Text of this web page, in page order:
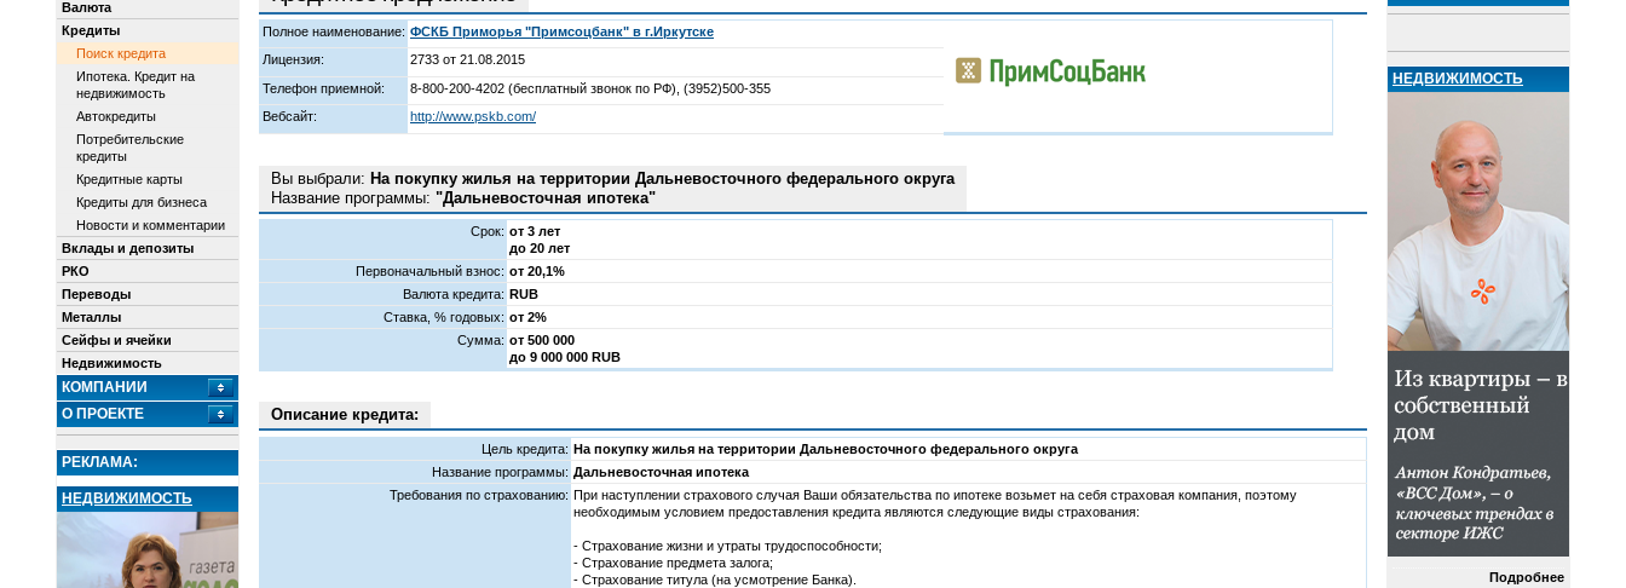
Валюта
Кредиты
Поиск кредита
Ипотека. Кредит на
недвижимость
Автокредиты
Потребительские
кредиты
Кредитные карты
Кредиты для бизнеса
Новости и комментарии
Вклады и депозиты
РКО
Переводы
Металлы
Сейфы и ячейки
Недвижимость
КОМПАНИИ
О ПРОЕКТЕ
РЕКЛАМА:
НЕДВИЖИМОСТЬ
Полное наименование: ФСКБ Приморья "Примсоцбанк" в г.Иркутске
Лицензия:
2733 от 21.08.2015
Телефон приемной:
8-800-200-4202 (бесплатный звонок по РФ), (3952)500-355
Вебсайт:
http://www.pskb.com/
Вы выбрали: На покупку жилья на территории Дальневосточного федерального округа
Название программы: "Дальневосточная ипотека"
Срок: от 3 лет
до 20 лет
Первоначальный взнос: от 20,1%
Валюта кредита: RUB
Cтавка, % годовых: от 2%
Сумма: от 500 000
до 9 000 000 RUB
Описание кредита:
Цель кредита: На покупку жилья на территории Дальневосточного федерального округа
Название программы: Дальневосточная ипотека
Требования по страхованию: При наступлении страхового случая Ваши обязательства по ипотеке возьмет на себя страховая компания, поэтому
необходимым условием предоставления кредита являются следующие виды страхования:
- Страхование жизни и утраты трудоспособности;
- Страхование предмета залога;
- Страхование титула (на усмотрение Банка).
НЕДВИЖИМОСТЬ
Подробнее